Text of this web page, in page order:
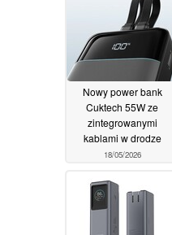
Nowy power bank
Cuktech 55W ze
zintegrowanymi
kablami w drodze
18/05/2026